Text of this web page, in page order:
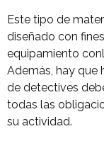
Este tipo de
diseñado con
equipamiento
Además, hay que
de detectives
todas las
su actividad.